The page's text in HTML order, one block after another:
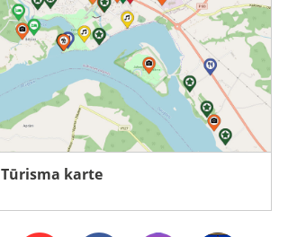
Tūrisma karte